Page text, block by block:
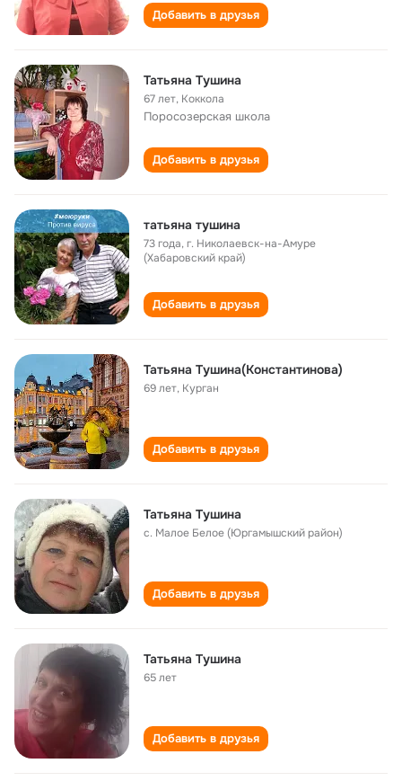
Добавить в друзья
Татьяна Тушина
67 лет, Коккола
Поросозерская школа
Добавить в друзья
татьяна тушина
73 года,г. Николаевск-на-Амуре
(Хабаровский край)
Добавить в друзья
Татьяна Тушина(Константинова)
69 лет, Курган
Добавить в друзья
Татьяна Тушина
с. Малое Белое (Юргамышский район)
Добавить в друзья
Татьяна Тушина
65 лет
Добавить в друзья